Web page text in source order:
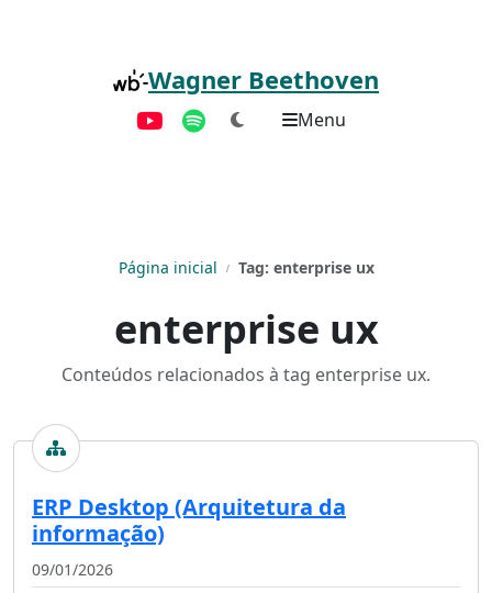
Wagner Beethoven
YouTubeSpotify Menu
Página inicial Tag: enterprise ux
enterprise ux
Conteúdos relacionados à tag enterprise ux.
ERP Desktop (Arquitetura da
informação)
09/01/2026